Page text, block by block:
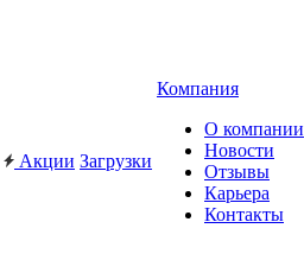
Акции Загрузки
Компания
О компании
Новости
Отзывы
Карьера
Контакты